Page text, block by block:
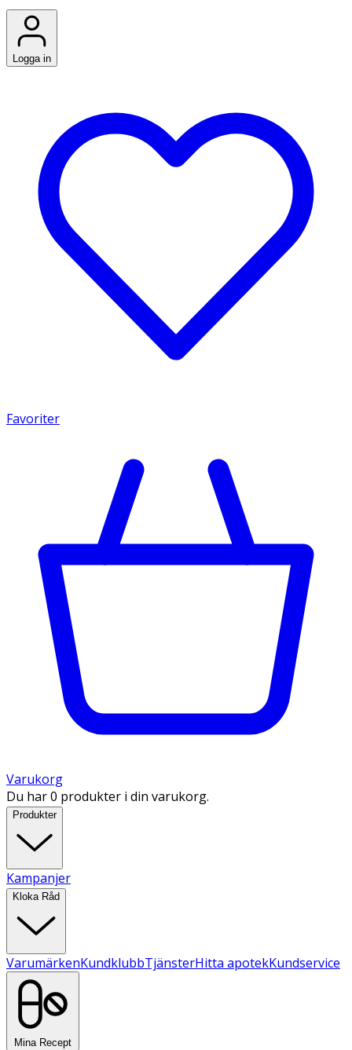
Logga in
Favoriter
Varukorg
Du har 0 produkter i din varukorg.
Produkter
Kampanjer
Kloka Råd
VarumärkenKundklubbTjänsterHitta apotekKundservice
Mina Recept